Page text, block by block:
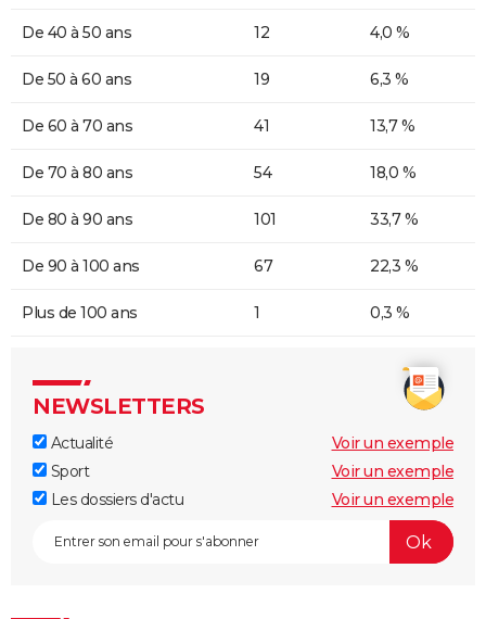
De 40 à 50 ans 12 4,0 %
De 50 à 60 ans 19 6,3 %
De 60 à 70 ans 41 13,7 %
De 70 à 80 ans 54 18,0 %
De 80 à 90 ans 101 33,7 %
De 90 à 100 ans 67 22,3 %
Plus de 100 ans 1 0,3 %
NEWSLETTERS
Actualité
Voir un exemple
Sport
Voir un exemple
Les dossiers d'actu
Voir un exemple